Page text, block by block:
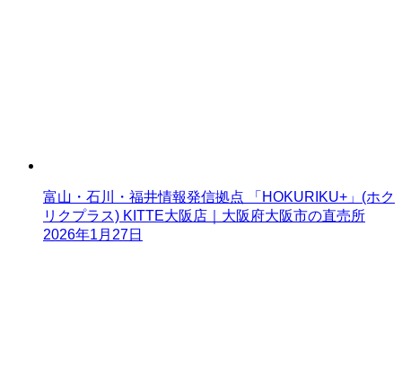
富山・石川・福井情報発信拠点 「HOKURIKU+」(ホク
リクプラス) KITTE大阪店｜大阪府大阪市の直売所
2026年1月27日